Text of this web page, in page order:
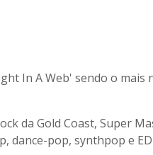
In A Web' sendo o
da Gold Coast, Super
dance-pop, synthpop e